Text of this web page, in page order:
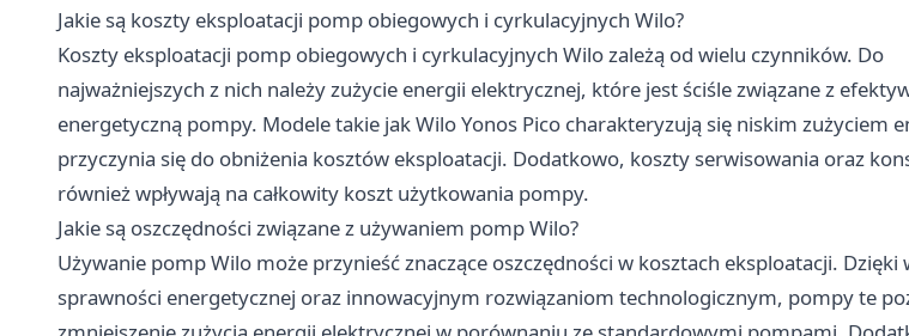
Jakie są koszty eksploatacji pomp obiegowych i cyrkulacyjnych Wilo?
Koszty eksploatacji pomp obiegowych i cyrkulacyjnych Wilo zależą od wielu czynników. Do
najważniejszych z nich należy zużycie energii elektrycznej, które jest ściśle związane z
energetyczną pompy. Modele takie jak Wilo Yonos Pico charakteryzują się niskim zużyciem
przyczynia się do obniżenia kosztów eksploatacji. Dodatkowo, koszty serwisowania oraz
również wpływają na całkowity koszt użytkowania pompy.
Jakie są oszczędności związane z używaniem pomp Wilo?
Używanie pomp Wilo może przynieść znaczące oszczędności w kosztach eksploatacji. Dzięki
sprawności energetycznej oraz innowacyjnym rozwiązaniom technologicznym, pompy te